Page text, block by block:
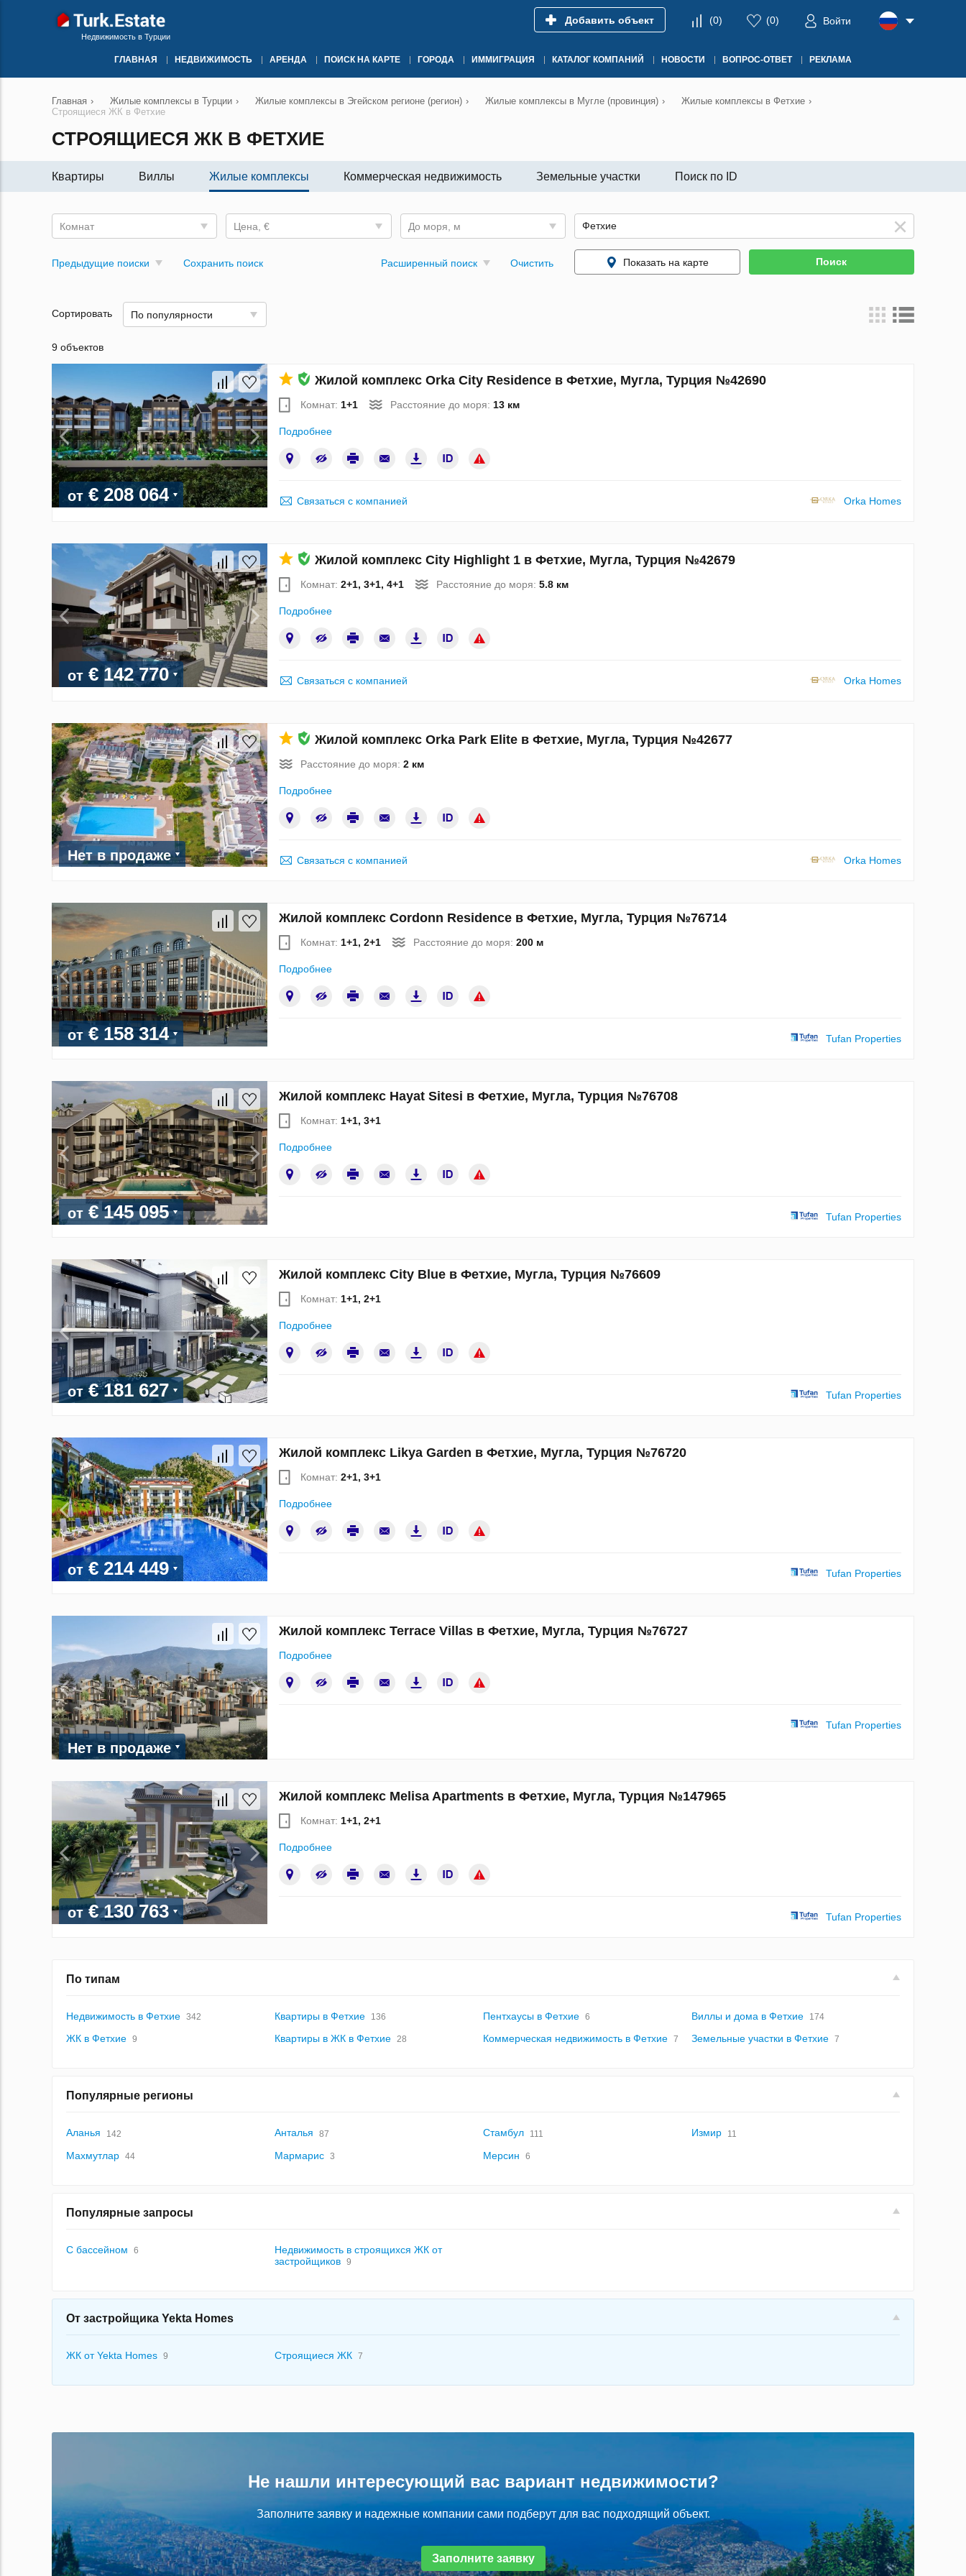
Недвижимость в Турции
Добавить объект (0) (0) Войти
ГЛАВНАЯ НЕДВИЖИМОСТЬ АРЕНДА ПОИСК НА КАРТЕ ГОРОДА ИММИГРАЦИЯ КАТАЛОГ КОМПАНИЙ НОВОСТИ ВОПРОС-ОТВЕТ РЕКЛАМА
Главная › Жилые комплексы в Турции › Жилые комплексы в Эгейском регионе (регион) › Жилые комплексы в Мугле (провинция) › Жилые комплексы в Фетхие ›
Строящиеся ЖК в Фетхие
СТРОЯЩИЕСЯ ЖК В ФЕТХИЕ
Квартиры Виллы Жилые комплексы Коммерческая недвижимость Земельные участки Поиск по ID
Комнат Цена, € До моря, м
Предыдущие поиски Сохранить поиск Расширенный поиск Очистить Показать на карте Поиск
Сортировать По популярности
9 объектов
от € 208 064
Жилой комплекс Orka City Residence в Фетхие, Мугла, Турция №42690
Комнат: 1+1 Расстояние до моря: 13 км
Подробнее
Связаться с компанией Orka Homes
от € 142 770
Жилой комплекс City Highlight 1 в Фетхие, Мугла, Турция №42679
Комнат: 2+1, 3+1, 4+1 Расстояние до моря: 5.8 км
Подробнее
Связаться с компанией Orka Homes
Нет в продаже
Жилой комплекс Orka Park Elite в Фетхие, Мугла, Турция №42677
Расстояние до моря: 2 км
Подробнее
Связаться с компанией Orka Homes
от € 158 314
Жилой комплекс Cordonn Residence в Фетхие, Мугла, Турция №76714
Комнат: 1+1, 2+1 Расстояние до моря: 200 м
Подробнее
Tufan Properties
от € 145 095
Жилой комплекс Hayat Sitesi в Фетхие, Мугла, Турция №76708
Комнат: 1+1, 3+1
Подробнее
Tufan Properties
от€ 181 627
Жилой комплекс City Blue в Фетхие, Мугла, Турция №76609
Комнат: 1+1, 2+1
Подробнее
Tufan Properties
от€ 214 449
Жилой комплекс Likya Garden в Фетхие, Мугла, Турция №76720
Комнат: 2+1, 3+1
Подробнее
Tufan Properties
Нет в продаже
Жилой комплекс Terrace Villas в Фетхие, Мугла, Турция №76727
Подробнее
Tufan Properties
от€ 130 763
Жилой комплекс Melisa Apartments в Фетхие, Мугла, Турция №147965
Комнат: 1+1, 2+1
Подробнее
Tufan Properties
По типам
Недвижимость в Фетхие 342 Квартиры в Фетхие 136 Пентхаусы в Фетхие 6 Виллы и дома в Фетхие 174
ЖК в Фетхие 9 Квартиры в ЖК в Фетхие 28 Коммерческая недвижимость в Фетхие 7 Земельные участки в Фетхие 7
Популярные регионы
Аланья 142 Анталья 87 Стамбул 111 Измир 11
Махмутлар 44 Мармарис 3 Мерсин 6
Популярные запросы
С бассейном 6
Недвижимость в строящихся ЖК от
застройщиков 9
От застройщика Yekta Homes
ЖК от Yekta Homes 9 Строящиеся ЖК 7
Не нашли интересующий вас вариант недвижимости?
Заполните заявку и надежные компании сами подберут для вас подходящий объект.
Заполните заявку